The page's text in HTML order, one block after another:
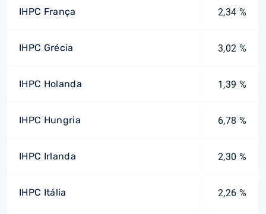
IHPC França 2,34 %
IHPC Grécia 3,02 %
IHPC Holanda 1,39 %
IHPC Hungria 6,78 %
IHPC Irlanda 2,30 %
IHPC Itália 2,26 %